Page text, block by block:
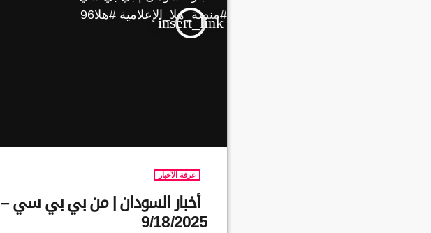
insert_link
غرفة الآخبار
أخبار السودان | من بي بي سي –
9/18/2025